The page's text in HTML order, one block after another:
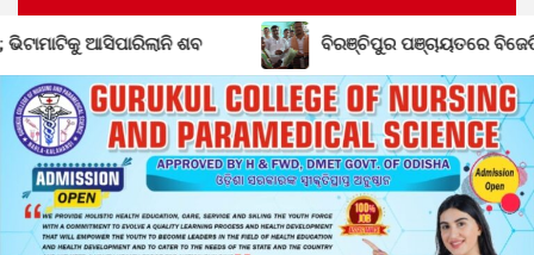
ବିରଞ୍ଚିପୁର ପଞ୍ଚାୟତରେ ବିଜେଡିର ଶକ୍ତି ବୃଦ୍ଧି; ବିଜେପି ଛାଡ଼ିଲେ